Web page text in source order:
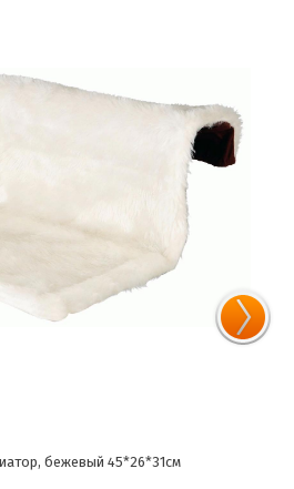
для мелких животных, 35х17см